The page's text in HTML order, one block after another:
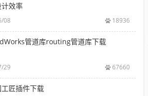
效率
08 18936
管道库routing管道库下载
29 67660
匠插件下载